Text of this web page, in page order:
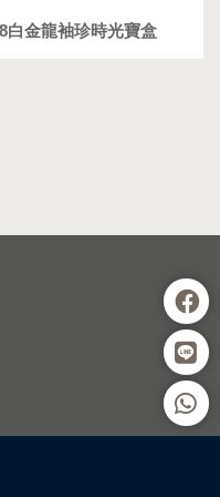
白金龍袖珍時光寶盒